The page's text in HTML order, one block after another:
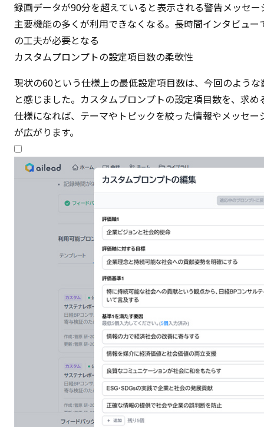
録画データが90分を超えていると表示される警告メッセ
主要機能の多くが利用できなくなる。長時間インタビュ
の工夫が必要となる
カスタムプロンプトの設定項目数の柔軟性
現状の60という仕様上の最低設定項目数は、今回のよう
と感じました。カスタムプロンプトの設定項目数を、求
仕様になれば、テーマやトピックを絞った情報やメッセ
が広がります。